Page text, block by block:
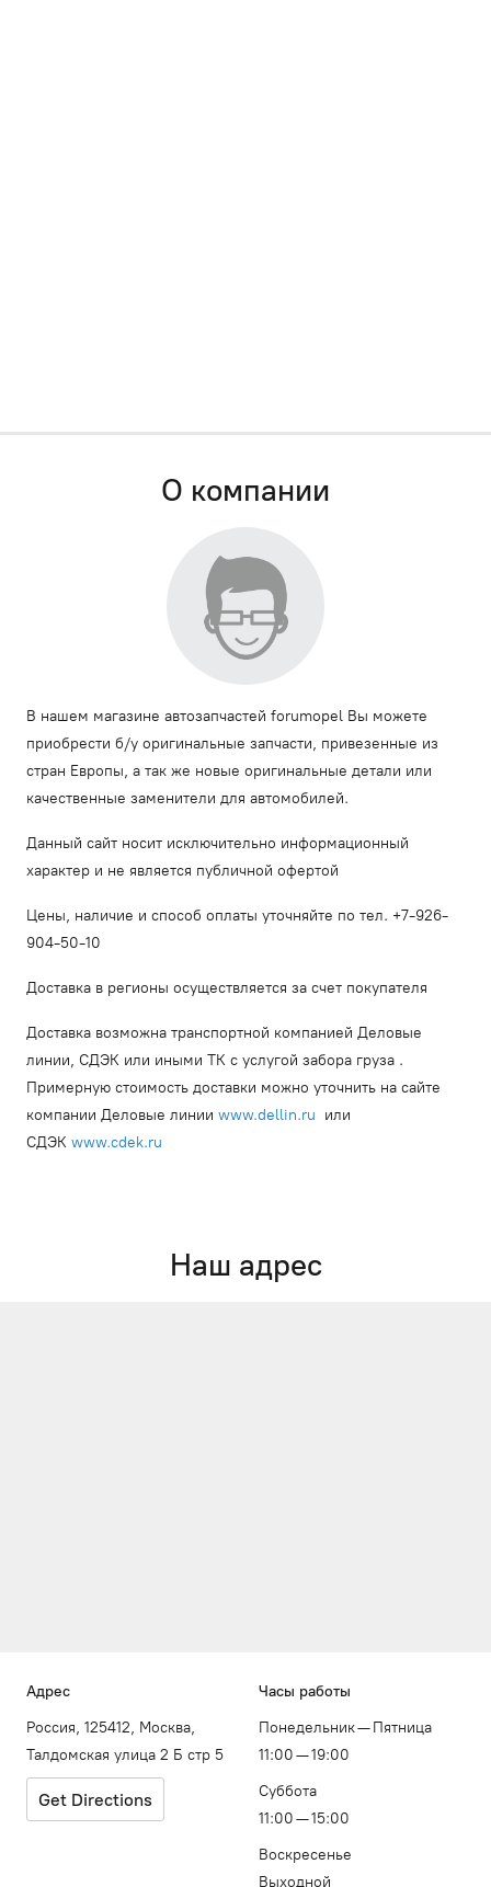
О компании
В нашем магазине автозапчастей forumopel Вы можете
приобрести б/у оригинальные запчасти, привезенные из
стран Европы, а так же новые оригинальные детали или
качественные заменители для автомобилей.
Данный сайт носит исключительно информационный
характер и не является публичной офертой
Цены, наличие и способ оплаты уточняйте по тел. +7-926-
904-50-10
Доставка в регионы осуществляется за счет покупателя
Доставка возможна транспортной компанией Деловые
линии, СДЭК или иными ТК с услугой забора груза .
Примерную стоимость доставки можно уточнить на сайте
компании Деловые линии www.dellin.ru или
СДЭК www.cdek.ru
Наш адрес
Адрес
Россия, 125412, Москва,
Талдомская улица 2 Б стр 5
Get Directions
Часы работы
Понедельник — Пятница
11:00 — 19:00
Суббота
11:00 — 15:00
Воскресенье
Выходной